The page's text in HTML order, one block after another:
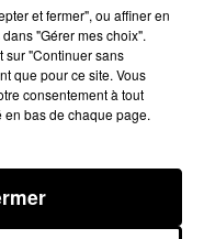
DU
et fermer", ou affiner en
"Gérer mes choix".
sur "Continuer sans
que pour ce site. Vous
consentement à tout
bas de chaque page.